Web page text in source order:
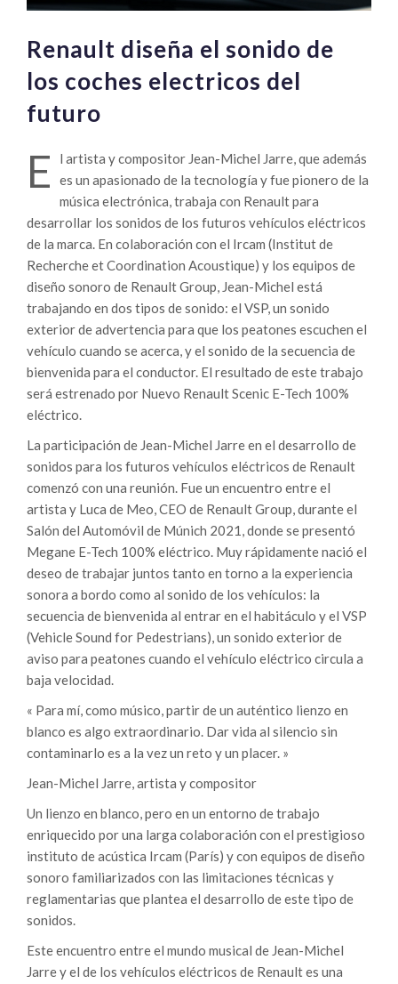
Renault diseña el sonido de
los coches electricos del
futuro
E
l artista y compositor Jean-Michel Jarre, que además
es un apasionado de la tecnología y fue pionero de la
música electrónica, trabaja con Renault para
desarrollar los sonidos de los futuros vehículos eléctricos
de la marca. En colaboración con el Ircam (Institut de
Recherche et Coordination Acoustique) y los equipos de
diseño sonoro de Renault Group, Jean-Michel está
trabajando en dos tipos de sonido: el VSP, un sonido
exterior de advertencia para que los peatones escuchen el
vehículo cuando se acerca, y el sonido de la secuencia de
bienvenida para el conductor. El resultado de este trabajo
será estrenado por Nuevo Renault Scenic E-Tech 100%
eléctrico.
La participación de Jean-Michel Jarre en el desarrollo de
sonidos para los futuros vehículos eléctricos de Renault
comenzó con una reunión. Fue un encuentro entre el
artista y Luca de Meo, CEO de Renault Group, durante el
Salón del Automóvil de Múnich 2021, donde se presentó
Megane E-Tech 100% eléctrico. Muy rápidamente nació el
deseo de trabajar juntos tanto en torno a la experiencia
sonora a bordo como al sonido de los vehículos: la
secuencia de bienvenida al entrar en el habitáculo y el VSP
(Vehicle Sound for Pedestrians), un sonido exterior de
aviso para peatones cuando el vehículo eléctrico circula a
baja velocidad.
« Para mí, como músico, partir de un auténtico lienzo en
blanco es algo extraordinario. Dar vida al silencio sin
contaminarlo es a la vez un reto y un placer. »
Jean-Michel Jarre, artista y compositor
Un lienzo en blanco, pero en un entorno de trabajo
enriquecido por una larga colaboración con el prestigioso
instituto de acústica Ircam (París) y con equipos de diseño
sonoro familiarizados con las limitaciones técnicas y
reglamentarias que plantea el desarrollo de este tipo de
sonidos.
Este encuentro entre el mundo musical de Jean-Michel
Jarre y el de los vehículos eléctricos de Renault es una